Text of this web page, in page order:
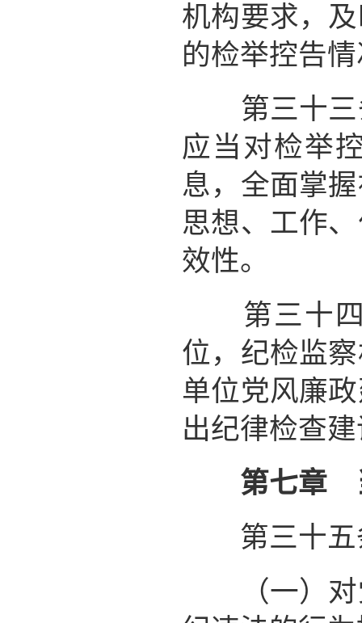
机构要求，
的检举控告
第三十三
应当对检举
息，全面掌
思想、工作
效性。
第三十四
位，纪检监
单位党风廉
出纪律检查
第七章
第三十五
（一）对